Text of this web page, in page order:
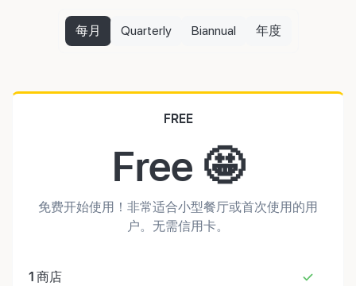
每月 Quarterly Biannual 年度
FREE
Free 🤩
免费开始使用！非常适合小型餐厅或首次使用的用
户。无需信用卡。
1 商店